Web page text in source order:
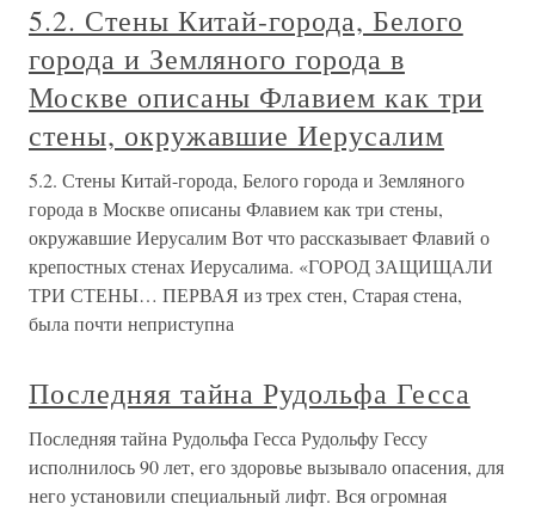
5.2. Стены Китай-города, Белого
города и Земляного города в
Москве описаны Флавием как три
стены, окружавшие Иерусалим
5.2. Стены Китай-города, Белого города и Земляного
города в Москве описаны Флавием как три стены,
окружавшие Иерусалим Вот что рассказывает Флавий о
крепостных стенах Иерусалима. «ГОРОД ЗАЩИЩАЛИ
ТРИ СТЕНЫ… ПЕРВАЯ из трех стен, Старая стена,
была почти неприступна
Последняя тайна Рудольфа Гесса
Последняя тайна Рудольфа Гесса Рудольфу Гессу
исполнилось 90 лет, его здоровье вызывало опасения, для
него установили специальный лифт. Вся огромная